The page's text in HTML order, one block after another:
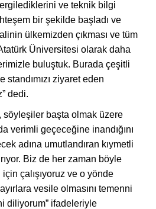
ve teknik bilgi
bir şekilde başladı ve
ülkemizden çıkması ve tüm
Üniversitesi olarak daha
buluştuk. Burada çeşitli
ziyaret eden
dedi.
söyleşiler başta olmak üzere
verimli geçeceğine inandığını
adına umutlandıran kıymetli
Biz de her zaman böyle
çalışıyoruz ve o yönde
vesile olmasını temenni
diliyorum” ifadeleriyle